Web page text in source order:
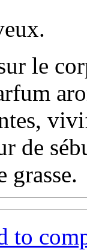
le
de
grasse.
to